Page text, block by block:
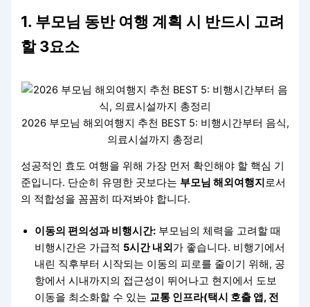
1. 부모님 동반 여행 계획 시 반드시 고려
할 3요소
2026 부모님 해외여행지 추천 BEST 5: 비행시간부터 음식,
의료시설까지 총정리
성공적인 효도 여행을 위해 가장 먼저 확인해야 할 핵심 기
준입니다. 단순히 유명한 곳보다는 부모님 해외여행지로서
의 적합성을 꼼꼼히 따져봐야 합니다.
이동의 편의성과 비행시간: 부모님의 체력을 고려할 때
비행시간은 가급적 5시간 내외가 좋습니다. 비행기에서
내린 직후부터 시작되는 이동의 피로를 줄이기 위해, 공
항에서 시내까지의 접근성이 뛰어나고 현지에서 도보
이동을 최소화할 수 있는 교통 인프라(택시 호출 앱, 전